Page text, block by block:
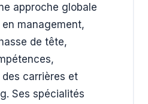
approche globale
management,
de tête,
carrières et
Ses spécialités